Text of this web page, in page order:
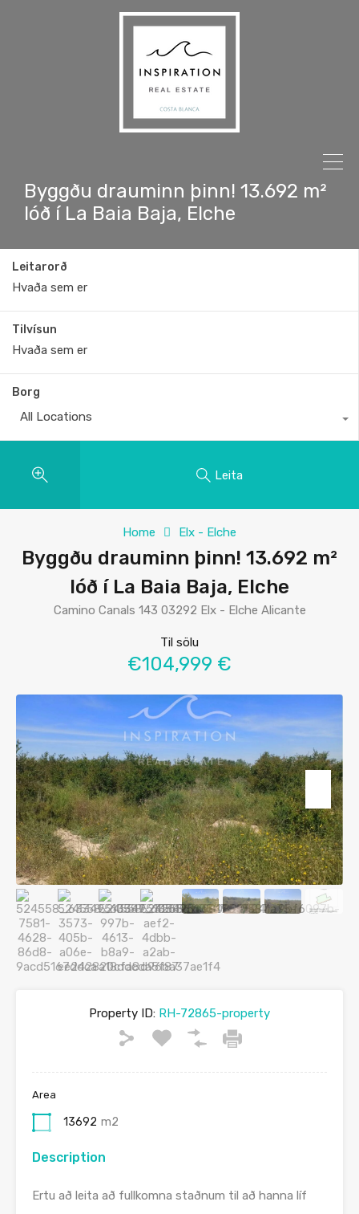
Byggðu drauminn þinn! 13.692 m²
lóð í La Baia Baja, Elche
Leitarorð
Tilvísun
Borg
All Locations
Leita
Home Elx - Elche
Byggðu drauminn þinn! 13.692 m²
lóð í La Baia Baja, Elche
Camino Canals 143 03292 Elx - Elche Alicante
Til sölu
€104,999 €
Property ID: RH-72865-property
Area
13692 m2
Description
Ertu að leita að fullkomna staðnum til að hanna líf